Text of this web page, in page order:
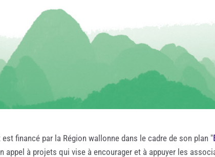
est financé par la Région wallonne dans le cadre de son plan "
appel à projets qui vise à encourager et à appuyer les